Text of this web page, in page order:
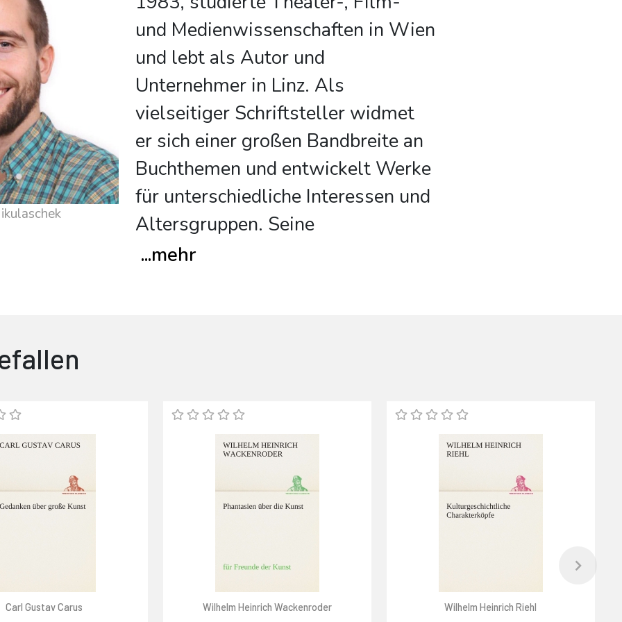
Dominik Mikulaschek
und Medienwissenschaften in Wien
und lebt als Autor und
Unternehmer in Linz. Als
vielseitiger Schriftsteller widmet
er sich einer großen Bandbreite an
Buchthemen und entwickelt Werke
für unterschiedliche Interessen und
Altersgruppen. Seine
...mehr
Carl Gustav Carus Wilhelm Heinrich Wackenroder Wilhelm Heinrich Riehl